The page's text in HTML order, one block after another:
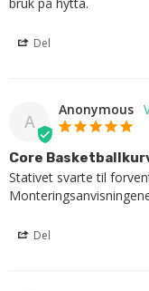
Del
A
Anonymous
Core
Stativet svarte til
Del